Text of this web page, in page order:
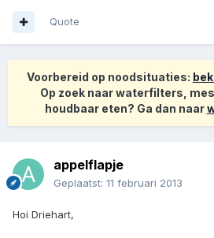
Quote
Voorbereid op noodsituaties:
Op zoek naar waterfilters,
houdbaar eten? Ga dan naar
appelflapje
Geplaatst: 11 februari 2013
Hoi Driehart,